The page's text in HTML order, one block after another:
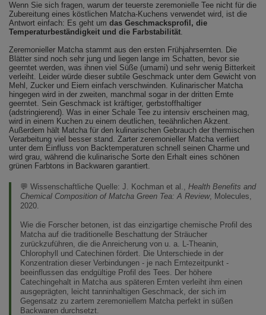
Wenn Sie sich fragen, warum der teuerste zeremonielle Tee nicht für die
Zubereitung eines köstlichen Matcha-Kuchens verwendet wird, ist die
Antwort einfach: Es geht um das Geschmacksprofil, die
Temperaturbeständigkeit und die Farbstabilität.
Zeremonieller Matcha stammt aus den ersten Frühjahrsernten. Die
Blätter sind noch sehr jung und liegen lange im Schatten, bevor sie
geerntet werden, was ihnen viel Süße (umami) und sehr wenig Bitterkeit
verleiht. Leider würde dieser subtile Geschmack unter dem Gewicht von
Mehl, Zucker und Eiern einfach verschwinden. Kulinarischer Matcha
hingegen wird in der zweiten, manchmal sogar in der dritten Ernte
geerntet. Sein Geschmack ist kräftiger, gerbstoffhaltiger
(adstringierend). Was in einer Schale Tee zu intensiv erscheinen mag,
wird in einem Kuchen zu einem deutlichen, teeähnlichen Akzent.
Außerdem hält Matcha für den kulinarischen Gebrauch der thermischen
Verarbeitung viel besser stand. Zarter zeremonieller Matcha verliert
unter dem Einfluss von Backtemperaturen schnell seinen Charme und
wird grau, während die kulinarische Sorte den Erhalt eines schönen
grünen Farbtons in Backwaren garantiert.
💬 Wissenschaftliche Quelle: J. Kochman et al., Health Benefits and
Chemical Composition of Matcha Green Tea: A Review, Molecules,
2020.
Wie die Forscher betonen, ist das einzigartige chemische Profil des
Matcha auf die traditionelle Beschattung der Sträucher
zurückzuführen, die die Anreicherung von u. a. L-Theanin,
Chlorophyll und Catechinen fördert. Die Unterschiede in der
Konzentration dieser Verbindungen - je nach Erntezeitpunkt -
beeinflussen das endgültige Profil des Tees. Der höhere
Catechingehalt in Matcha aus späteren Ernten verleiht ihm einen
ausgeprägten, leicht tanninhaltigen Geschmack, der sich im
Gegensatz zu zartem zeremoniellem Matcha perfekt in süßen
Backwaren durchsetzt.